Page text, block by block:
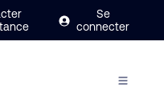
Se
connecter